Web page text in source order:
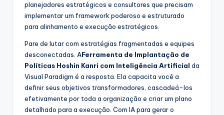
planejadores estratégicos e consultores que precisam
implementar um framework poderoso e estruturado
para alinhamento e execução estratégicos.
Pare de lutar com estratégias fragmentadas e equipes
desconectadas. AFerramenta de Implantação de
Políticas Hoshin Kanri com Inteligência Artificial da
Visual Paradigm é a resposta. Ela capacita você a
definir seus objetivos transformadores, cascadeá-los
efetivamente por toda a organização e criar um plano
detalhado para a execução. Com IA para gerar o